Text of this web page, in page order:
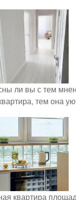
ли вы с тем
тем она
квартира